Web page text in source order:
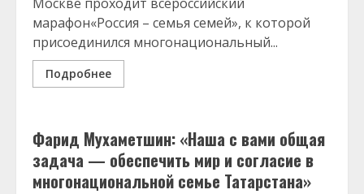
марафон«Россия – семья семей», к которой
присоединился многонациональный...
Подробнее
Фарид Мухаметшин: «Наша с вами общая
задача — обеспечить мир и согласие в
многонациональной семье Татарстана»